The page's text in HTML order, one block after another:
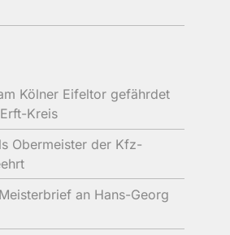
Kölner Eifeltor gefährdet
Kreis
Obermeister der Kfz-
an Hans-Georg